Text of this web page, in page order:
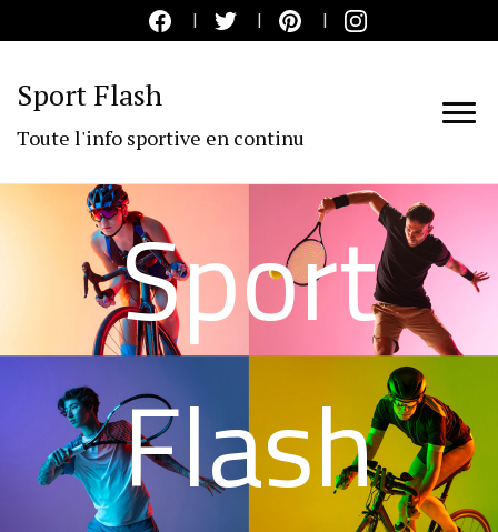
Sport Flash
Toute l'info sportive en continu
Sport
Flash